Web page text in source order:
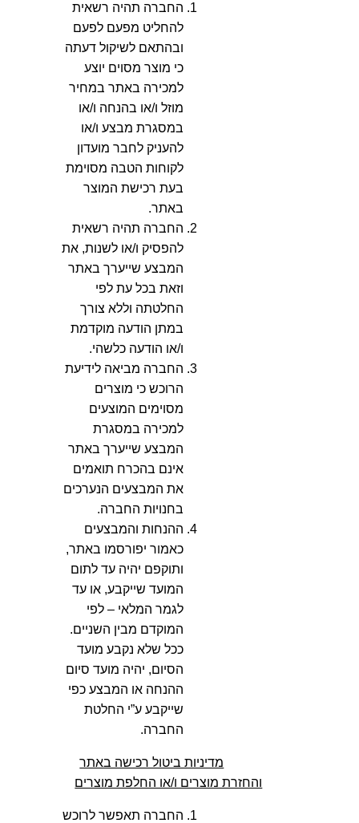
החברה תהיה רשאית
להחליט מפעם לפעם
ובהתאם לשיקול דעתה
כי מוצר מסוים יוצע
למכירה באתר במחיר
מוזל ו/או בהנחה ו/או
במסגרת מבצע ו/או
להעניק לחבר מועדון
לקוחות הטבה מסוימת
בעת רכישת המוצר
באתר.
החברה תהיה רשאית
להפסיק ו/או לשנות, את
המבצע שייערך באתר
וזאת בכל עת לפי
החלטתה וללא צורך
במתן הודעה מוקדמת
ו/או הודעה כלשהי.
החברה מביאה לידיעת
הרוכש כי מוצרים
מסוימים המוצעים
למכירה במסגרת
המבצע שייערך באתר
אינם בהכרח תואמים
את המבצעים הנערכים
בחנויות החברה.
ההנחות והמבצעים
כאמור יפורסמו באתר,
ותוקפם יהיה עד לתום
המועד שייקבע, או עד
לגמר המלאי – לפי
המוקדם מבין השניים.
ככל שלא נקבע מועד
הסיום, יהיה מועד סיום
ההנחה או המבצע כפי
שייקבע ע”י החלטת
החברה.
מדיניות ביטול רכישה באתר
והחזרת מוצרים ו/או החלפת מוצרים
החברה תאפשר לרוכש